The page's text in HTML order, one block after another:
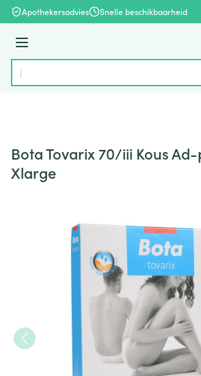
Ga naar de inhoud
Apothekersadvies Snelle beschikbaarheid
Menu
Product, merk, categorie...
Bota Tovarix 70/iii Kous
Xlarge